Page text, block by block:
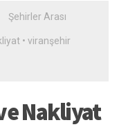
Şehirler Arası
• viranşehir
Nakliyat